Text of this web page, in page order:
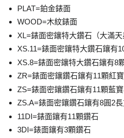
PLAT=鉑金錶面
WOOD=木紋錶面
XL=錶面密鑲特大鑽石（大滿天
XS.11=錶面密鑲特大鑽石鑲有
XS.8=錶面密鑲特大鑽石鑲有8
ZR=錶面密鑲鑽石鑲有11顆紅
ZS=錶面密鑲鑽石鑲有11顆藍
ZS.A=錶面密鑲鑽石鑲有8圓2
11DI=錶面鑲有11顆鑽石
3DI=錶面鑲有3顆鑽石